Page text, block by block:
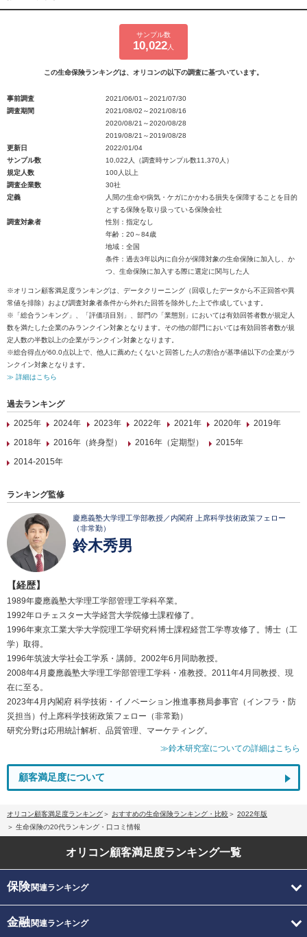
サンプル数
10,022 人
この生命保険ランキングは、オリコンの以下の調査に基づいています。
事前調査
2021/06/01～2021/07/30
調査期間
2021/08/02～2021/08/16
2020/08/21～2020/08/28
2019/08/21～2019/08/28
更新日
2022/01/04
サンプル数
10,022人（調査時サンプル数11,370人）
規定人数
100人以上
調査企業数
30社
定義
人間の生命や病気・ケガにかかわる損失を保障することを目的
とする保険を取り扱っている保険会社
調査対象者
性別：指定なし
年齢：20～84歳
地域：全国
条件：過去3年以内に自分が保障対象の生命保険に加入し、か
つ、生命保険に加入する際に選定に関与した人
※オリコン顧客満足度ランキングは、データクリーニング（回収したデータから不正回答や異
常値を排除）および調査対象者条件から外れた回答を除外した上で作成しています。
※「総合ランキング」、「評価項目別」、部門の「業態別」においては有効回答者数が規定人
数を満たした企業のみランクイン対象となります。その他の部門においては有効回答者数が規
定人数の半数以上の企業がランクイン対象となります。
※総合得点が60.0点以上で、他人に薦めたくないと回答した人の割合が基準値以下の企業がラ
ンクイン対象となります。
≫ 詳細はこちら
過去ランキング
2025年
2024年 2023年 2022年 2021年 2020年
2019年
2018年
2016年（終身型） 2016年（定期型）
2015年
2014-2015年
ランキング監修
慶應義塾大学理工学部教授／内閣府 上席科学技術政策フェロー
（非常勤）
鈴木秀男
【経歴】
1989年慶應義塾大学理工学部管理工学科卒業。
1992年ロチェスター大学経営大学院修士課程修了。
1996年東京工業大学大学院理工学研究科博士課程経営工学専攻修了。博士（工
学）取得。
1996年筑波大学社会工学系・講師。2002年6月同助教授。
2008年4月慶應義塾大学理工学部管理工学科・准教授。2011年4月同教授、現
在に至る。
2023年4月内閣府 科学技術・イノベーション推進事務局参事官（インフラ・防
災担当）付上席科学技術政策フェロー（非常勤）
研究分野は応用統計解析、品質管理、マーケティング。
≫鈴木研究室についての詳細はこちら
顧客満足度について
オリコン顧客満足度ランキング おすすめの生命保険ランキング・比較
2022年版
生命保険の20代ランキング・口コミ情報
オリコン顧客満足度ランキング一覧
保険関連ランキング
金融関連ランキング